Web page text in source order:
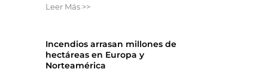
Leer Más >>
Incendios arrasan millones de
hectáreas en Europa y
Norteamérica